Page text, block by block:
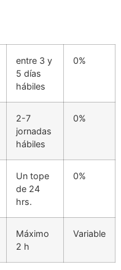
entre 3 y
5 días
hábiles
0%
2-7
jornadas
hábiles
0%
Un tope
de 24
hrs.
0%
Máximo
2 h
Variable